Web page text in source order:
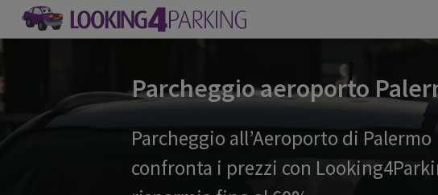
Parcheggio aeroporto
Parcheggio all’Aeroporto di Palermo
confronta i prezzi con